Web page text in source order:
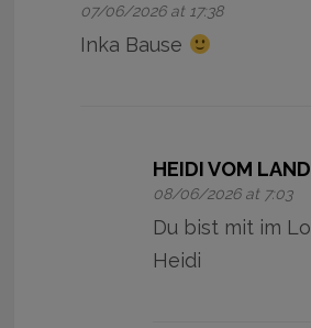
07/06/2026 at 17:38
Inka Bause
HEIDI VOM
08/06/2026 at 7:03
Du bist mit im
Heidi